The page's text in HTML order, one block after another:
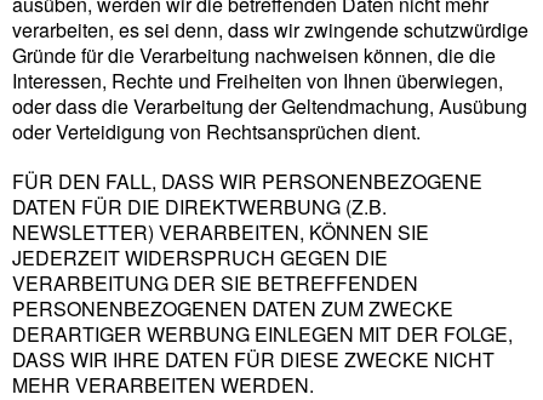
verarbeiten, es sei denn, dass wir zwingende schutzwürdige
Gründe für die Verarbeitung nachweisen können, die die
Interessen, Rechte und Freiheiten von Ihnen überwiegen,
oder dass die Verarbeitung der Geltendmachung, Ausübung
oder Verteidigung von Rechtsansprüchen dient.
FÜR DEN FALL, DASS WIR PERSONENBEZOGENE
DATEN FÜR DIE DIREKTWERBUNG (Z.B.
NEWSLETTER) VERARBEITEN, KÖNNEN SIE
JEDERZEIT WIDERSPRUCH GEGEN DIE
VERARBEITUNG DER SIE BETREFFENDEN
PERSONENBEZOGENEN DATEN ZUM ZWECKE
DERARTIGER WERBUNG EINLEGEN MIT DER FOLGE,
DASS WIR IHRE DATEN FÜR DIESE ZWECKE NICHT
MEHR VERARBEITEN WERDEN.